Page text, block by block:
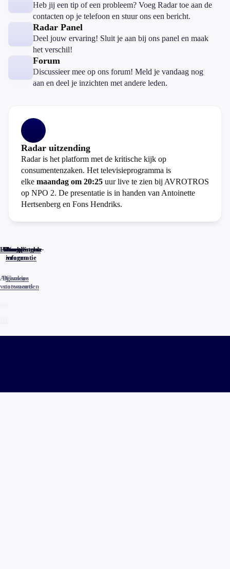
Heb jij een tip of een probleem? Voeg Radar toe aan de
contacten op je telefoon en stuur ons een bericht.
Radar Panel
Deel jouw ervaring! Sluit je aan bij ons panel en maak
het verschil!
Forum
Discussieer mee op ons forum! Meld je vandaag nog
aan en deel je inzichten met andere leden.
Radar uitzending
Radar is het platform met de kritische kijk op
consumentenzaken. Het televisieprogramma is
elke maandag om 20:25 uur live te zien bij AVROTROS
op NPO 2. De presentatie is in handen van Antoinette
Hertsenberg en Fons Hendriks.
Home
Actueel
Uitzendingen
Reacties
Programma-
informatie
Veelgestelde
vragen
Algemene
voorwaarden
Privacy
statements
Cookies